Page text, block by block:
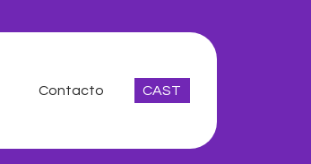
Contacto CAST